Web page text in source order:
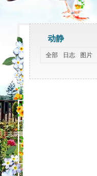
动静
全部 日志 图片